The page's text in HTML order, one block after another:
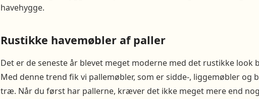
havehygge.
Rustikke havemøbler af paller
Det er de seneste år blevet meget moderne med det rustikke look
Med denne trend fik vi pallemøbler, som er sidde-, liggemøbler og
træ. Når du først har pallerne, kræver det ikke meget mere end